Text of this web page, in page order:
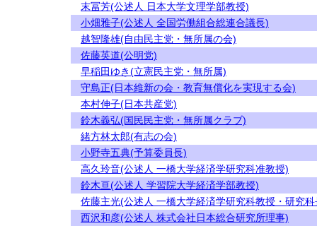
末冨芳(公述人 日本大学文理学部教授)
小畑雅子(公述人 全国労働組合総連合議長)
越智隆雄(自由民主党・無所属の会)
佐藤英道(公明党)
早稲田ゆき(立憲民主党・無所属)
守島正(日本維新の会・教育無償化を実現する会)
本村伸子(日本共産党)
鈴木義弘(国民民主党・無所属クラブ)
緒方林太郎(有志の会)
小野寺五典(予算委員長)
高久玲音(公述人 一橋大学経済学研究科准教授)
鈴木亘(公述人 学習院大学経済学部教授)
佐藤主光(公述人 一橋大学経済学研究科教授・研究科
西沢和彦(公述人 株式会社日本総合研究所理事)